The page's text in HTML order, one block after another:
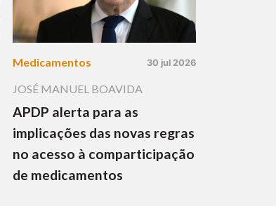
Medicamentos 30 jul 2026
JOSÉ MANUEL BOAVIDA
APDP alerta para as
implicações das novas regras
no acesso à comparticipação
de medicamentos